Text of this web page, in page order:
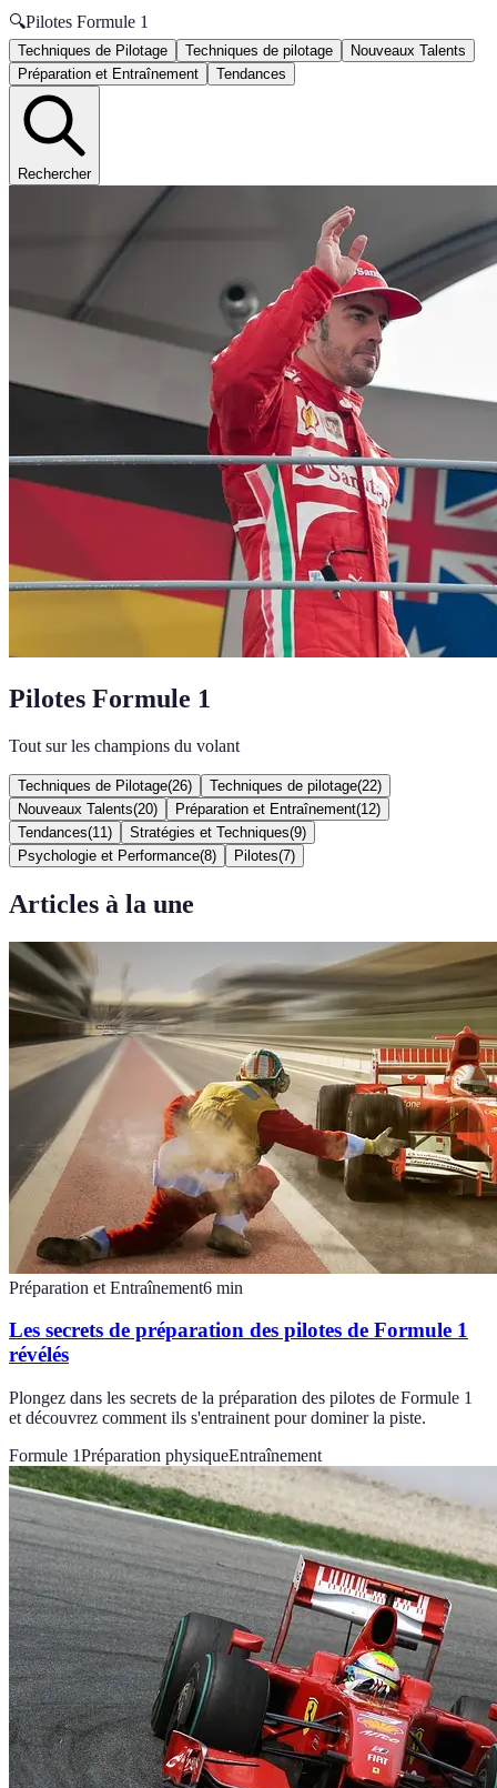
🔍Pilotes Formule 1
Techniques de Pilotage Techniques de pilotage
Nouveaux Talents
Préparation et Entraînement
Tendances
Rechercher
Pilotes Formule 1
Tout sur les champions du volant
Techniques de Pilotage(26) Techniques de pilotage(22)
Nouveaux Talents(20) Préparation et Entraînement(12)
Tendances(11 ) Stratégies et Techniques(9)
Psychologie et Performance(8) Pilotes(7)
Articles à la une
Préparation et Entraînement6 min
Les secrets de préparation des pilotes de Formule 1
révélés
Plongez dans les secrets de la préparation des pilotes de Formule 1
et découvrez comment ils s'entrainent pour dominer la piste.
Formule 1Préparation physiqueEntraînement